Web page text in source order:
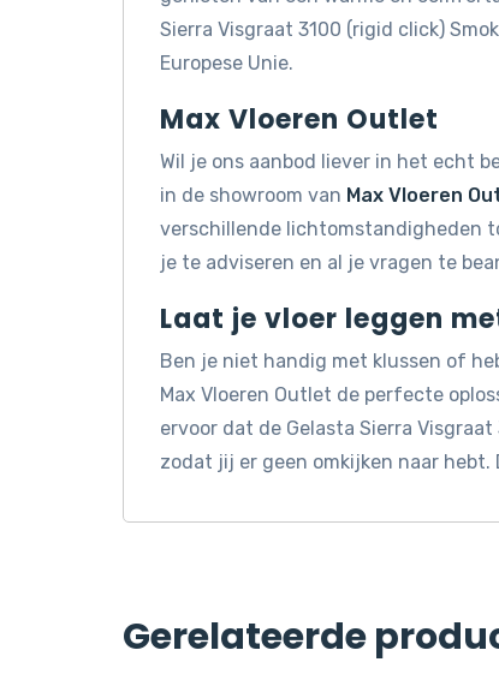
Sierra Visgraat 3100 (rigid click)
Europese Unie.
Max Vloeren Outlet
Wil je ons aanbod liever in het echt
in de showroom van Max Vloeren
verschillende lichtomstandigheden
je te adviseren en al je vragen te
Laat je vloer leggen
Ben je niet handig met klussen of
Max Vloeren Outlet de perfecte
ervoor dat de Gelasta Sierra
zodat jij er geen omkijken naar
Gerelateerde